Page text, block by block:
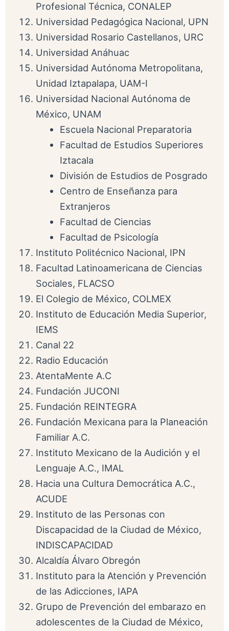
Profesional Técnica, CONALEP
Universidad Pedagógica Nacional, UPN
Universidad Rosario Castellanos, URC
Universidad Anáhuac
Universidad Autónoma Metropolitana,
Unidad Iztapalapa, UAM-I
Universidad Nacional Autónoma de
México, UNAM
Escuela Nacional Preparatoria
Facultad de Estudios Superiores
Iztacala
División de Estudios de Posgrado
Centro de Enseñanza para
Extranjeros
Facultad de Ciencias
Facultad de Psicología
Instituto Politécnico Nacional, IPN
Facultad Latinoamericana de Ciencias
Sociales, FLACSO
El Colegio de México, COLMEX
Instituto de Educación Media Superior,
IEMS
Canal 22
Radio Educación
AtentaMente A.C
Fundación JUCONI
Fundación REINTEGRA
Fundación Mexicana para la Planeación
Familiar A.C.
Instituto Mexicano de la Audición y el
Lenguaje A.C., IMAL
Hacia una Cultura Democrática A.C.,
ACUDE
Instituto de las Personas con
Discapacidad de la Ciudad de México,
INDISCAPACIDAD
Alcaldía Álvaro Obregón
Instituto para la Atención y Prevención
de las Adicciones, IAPA
Grupo de Prevención del embarazo en
adolescentes de la Ciudad de México,